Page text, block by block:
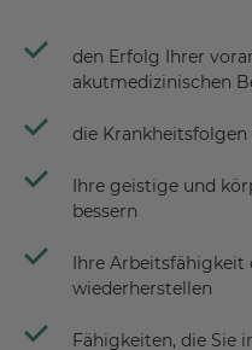
den Erfolg Ihrer
akutmedizinischen
die
Ihre geistige und
bessern
Ihre Arbeitsfähigkeit
wiederherstellen
Fähigkeiten, die Sie